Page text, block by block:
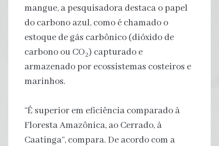
mangue, a pesquisadora destaca o papel
do carbono azul, como é chamado o
estoque de gás carbônico (dióxido de
carbono ou CO₂) capturado e
armazenado por ecossistemas costeiros e
marinhos.
“É superior em eficiência comparado à
Floresta Amazônica, ao Cerrado, à
Caatinga”, compara. De acordo com a